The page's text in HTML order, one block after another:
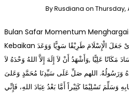
ByRusdiana on Thursday,
Bulan Safar Momentum
Kebaikan اَلْحَمْدُ ِللّٰهِ اَلْحَمْدُ ِللّٰهِ الَّذِىْ جَعَلَ الْإِسْلَامَ طَرِيْقًا سَوِيًّا وَوَعَدَ
مَكَانًا عَلِيًّا ,وَأَشْهَدُ أَنْ لاَ إِلَهَ إِلاَّ اللهُ وَحْدَهُ لاَ
وَرَسُولُهُ. اللهم صَلِّ عَلَى سَيِّدِنَا مُحَمَّدٍ وَعَلىَ